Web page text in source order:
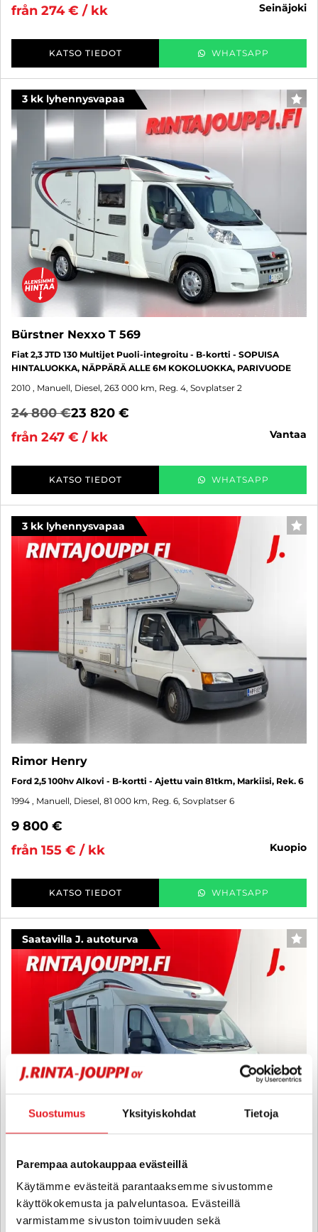
Suostumus Yksityiskohdat Tietoja
Parempaa autokauppaa evästeillä
Käytämme evästeitä parantaaksemme sivustomme
käyttökokemusta ja palveluntasoa. Evästeillä
varmistamme sivuston toimivuuden sekä
från 274 € / kk
seinäjoki
KATSO TIEDOT WHATSAPP
3 kk lyhennysvapaa
Bürstner Nexxo T 569
Fiat 2,3 JTD 130 Multijet Puoli-integroitu - B-kortti - SOPUISA
HINTALUOKKA, NÄPPÄRÄ ALLE 6M KOKOLUOKKA, PARIVUODE
2010 , Manuell, Diesel, 263 000 km, Reg. 4, Sovplatser 2
24 800 €23 820 €
från 247 € / kk
vantaa
KATSO TIEDOT WHATSAPP
3 kk lyhennysvapaa
Rimor Henry
Ford 2,5 100hv Alkovi - B-kortti - Ajettu vain 81tkm, Markiisi, Rek. 6
1994 , Manuell, Diesel, 81 000 km, Reg. 6, Sovplatser 6
9 800 €
från 155 € / kk
kuopio
KATSO TIEDOT WHATSAPP
Saatavilla J. autoturva
Bürstner Ixeo Time IT 726
Fiat 2,3 JTD 150HV Multijet Automaatti Puoli-integroitu - B-kortti -
SUOSITTU BÜRRE 726 AUTOMAATTINA - TALVIPAKETTI,
LASKUVUODE JA ERILLISVUOTEET! - J. autoturva